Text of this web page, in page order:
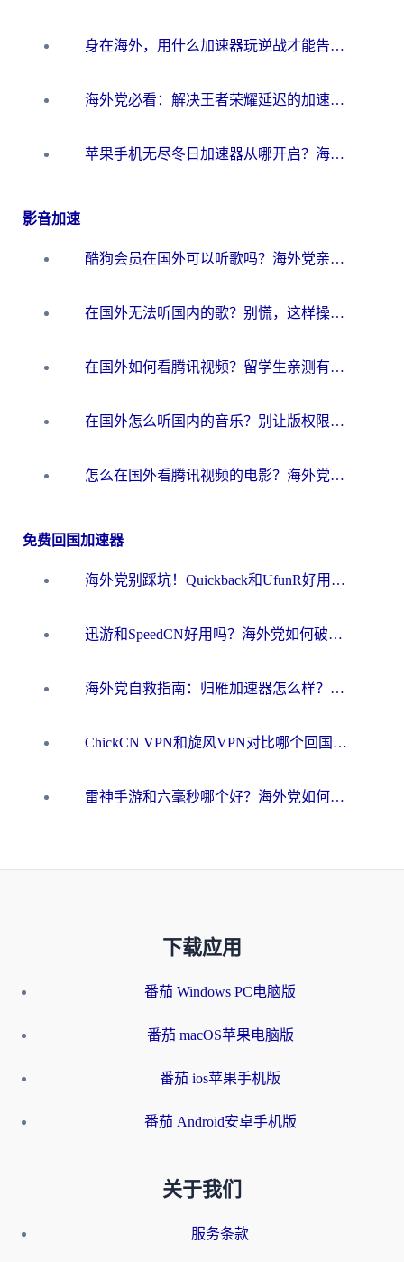
身在海外，用什么加速器玩逆战才能告别延迟？
海外党必看：解决王者荣耀延迟的加速器终极指南——从EVE到猫和老鼠，一个工具全搞定
苹果手机无尽冬日加速器从哪开启？海外玩家的冬日生存指南
影音加速
酷狗会员在国外可以听歌吗？海外党亲测有效：3步解决音乐权限难题
在国外无法听国内的歌？别慌，这样操作就能畅听QQ音乐（附亲测加速器推荐）
在国外如何看腾讯视频？留学生亲测有效的回国加速方案
在国外怎么听国内的音乐？别让版权限制断了你的华语歌单
怎么在国外看腾讯视频的电影？海外党亲测有效的回国加速指南
免费回国加速器
海外党别踩坑！Quickback和UfunR好用吗？选对回国加速器才能无缝刷国内资源
迅游和SpeedCN好用吗？海外党如何破解那道看不见的墙
海外党自救指南：归雁加速器怎么样？教你避开坑实现国内资源无缝访问
ChickCN VPN和旋风VPN对比哪个回国效果更好？海外用户的选择困境与出路
雷神手游和六毫秒哪个好？海外党如何真正解锁国内资源
下载应用
番茄 Windows PC电脑版
番茄 macOS苹果电脑版
番茄 ios苹果手机版
番茄 Android安卓手机版
关于我们
服务条款